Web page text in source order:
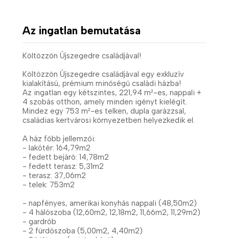
Az ingatlan bemutatása
Költözzön Újszegedre családjával!
Költözzön Újszegedre családjával egy exkluzív
kialakítású, prémium minőségű családi házba!
Az ingatlan egy kétszintes, 221,94 m²-es, nappali +
4 szobás otthon, amely minden igényt kielégít.
Mindez egy 753 m²-es telken, dupla garázzsal,
családias kertvárosi környezetben helyezkedik el.
A ház főbb jellemzői:
- lakótér: 164,79m2
- fedett bejáró: 14,78m2
- fedett terasz: 5,31m2
- terasz: 37,06m2
- telek: 753m2
- napfényes, amerikai konyhás nappali (48,50m2)
- 4 hálószoba (12,60m2, 12,18m2, 11,66m2, 11,29m2)
- gardrób
- 2 fürdőszoba (5,00m2, 4,40m2)